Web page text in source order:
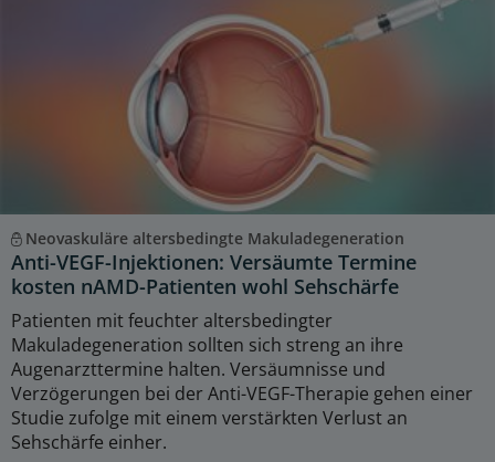
Neovaskuläre altersbedingte Makuladegeneration
Anti-VEGF-Injektionen: Versäumte Termine
kosten nAMD-Patienten wohl Sehschärfe
Patienten mit feuchter altersbedingter
Makuladegeneration sollten sich streng an ihre
Augenarzttermine halten. Versäumnisse und
Verzögerungen bei der Anti-VEGF-Therapie gehen einer
Studie zufolge mit einem verstärkten Verlust an
Sehschärfe einher.